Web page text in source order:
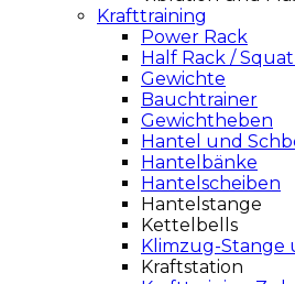
Krafttraining
Power Rack
Half Rack /
Gewichte
Bauchtrainer
Gewichtheben
Hantel und
Hantelbänke
Hantelscheiben
Hantelstange
Kettelbells
Klimzug-Stange
Kraftstation